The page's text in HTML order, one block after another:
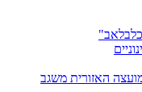
האזורית משגב